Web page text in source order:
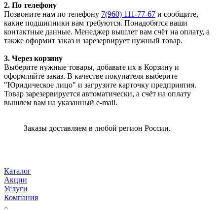
2. По телефону
Позвоните нам по телефону 7(960) 111-77-67 и сообщите,
какие подшипники вам требуются. Понадобятся ваши
контактные данные. Менеджер вышлет вам счёт на оплату, а
также оформит заказ и зарезервирует нужный товар.
3. Через корзину
Выберите нужные товары, добавьте их в Корзину и
оформляйте заказ. В качестве покупателя выберите
"Юридическое лицо" и загрузите карточку предприятия.
Товар зарезервируется автоматически, а счёт на оплату
вышлем вам на указанный e-mail.
Заказы доставляем в любой регион России.
Каталог
Акции
Услуги
Компания